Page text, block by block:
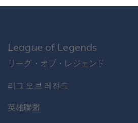
League of Legends
リーグ・オブ・レジェンド
리그 오브 레전드
英雄聯盟